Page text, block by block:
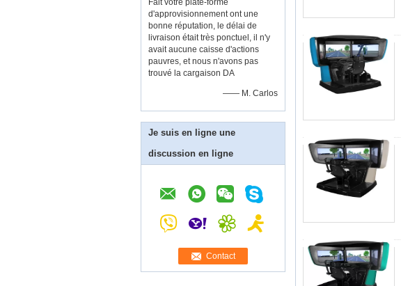
Fait votre plate-forme
d'approvisionnement ont une
bonne réputation, le délai de
livraison était très ponctuel, il n'y
avait aucune caisse d'actions
pauvres, et nous n'avons pas
trouvé la cargaison DA
—— M. Carlos
Je suis en ligne une
discussion en ligne
Contact